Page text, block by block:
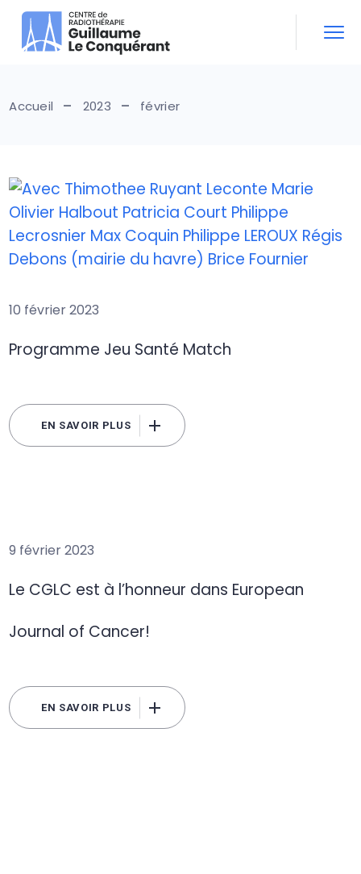
Skip
content
Accueil 2023 février
10 février 2023
Programme Jeu Santé Match
EN SAVOIR PLUS
9 février 2023
Le CGLC est à l’honneur dans European
Journal of Cancer!
EN SAVOIR PLUS